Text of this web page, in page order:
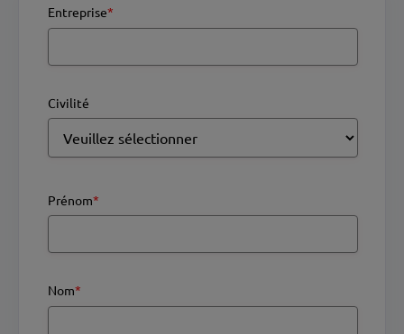
Entreprise*
Civilité
Prénom*
Nom*